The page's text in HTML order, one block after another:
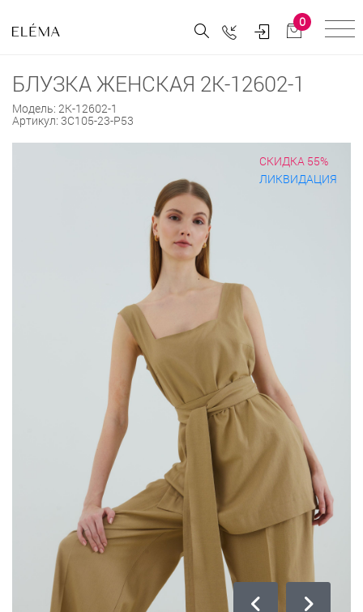
0
БЛУЗКА ЖЕНСКАЯ 2К-12602-1
Модель: 2К-12602-1
Артикул: 3С105-23-Р53
СКИДКА 55%
ЛИКВИДАЦИЯ